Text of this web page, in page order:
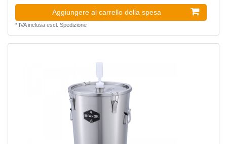
Aggiungere al carrello della spesa
* IVA inclusaescl. Spedizione